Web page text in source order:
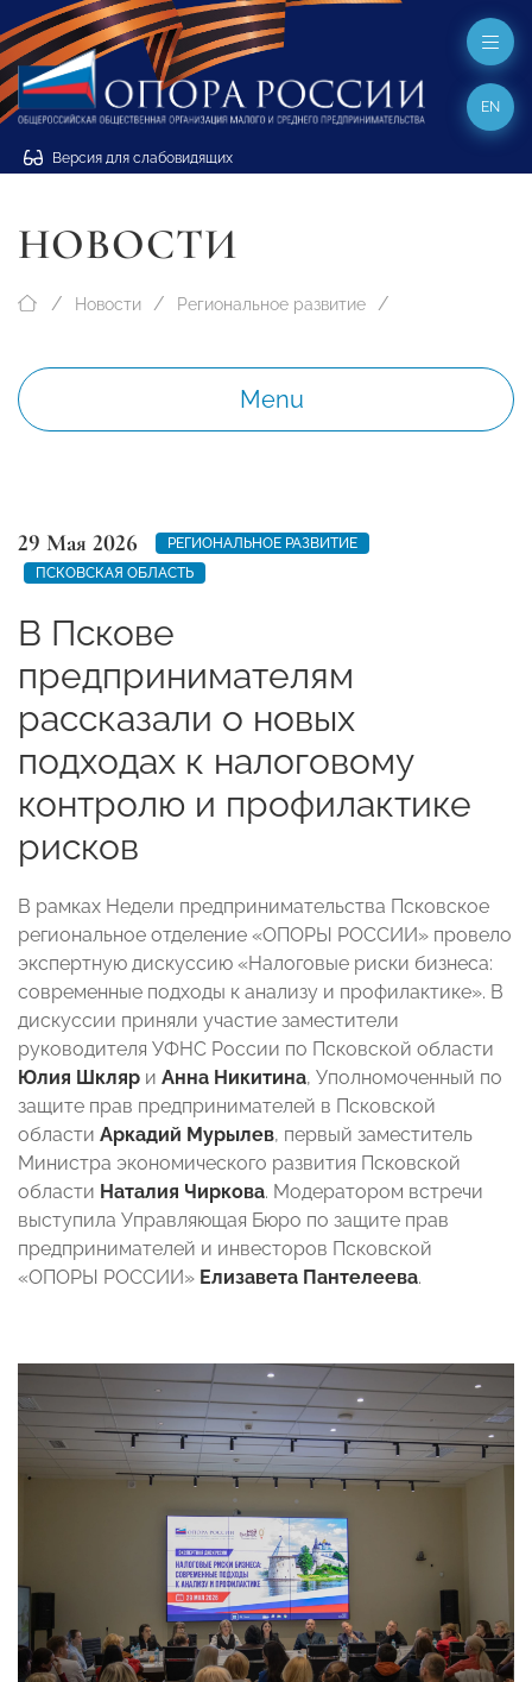
Версия для слабовидящих
EN
НОВОСТИ
Новости Региональное развитие
Menu
29 Мая 2026
РЕГИОНАЛЬНОЕ РАЗВИТИЕ
ПСКОВСКАЯ ОБЛАСТЬ
В Пскове
предпринимателям
рассказали о новых
подходах к налоговому
контролю и профилактике
рисков
В рамках Недели предпринимательства Псковское
региональное отделение «ОПОРЫ РОССИИ» провело
экспертную дискуссию «Налоговые риски бизнеса:
современные подходы к анализу и профилактике». В
дискуссии приняли участие заместители
руководителя УФНС России по Псковской области
Юлия Шкляр и Анна Никитина, Уполномоченный по
защите прав предпринимателей в Псковской
области Аркадий Мурылев, первый заместитель
Министра экономического развития Псковской
области Наталия Чиркова. Модератором встречи
выступила Управляющая Бюро по защите прав
предпринимателей и инвесторов Псковской
«ОПОРЫ РОССИИ» Елизавета Пантелеева.